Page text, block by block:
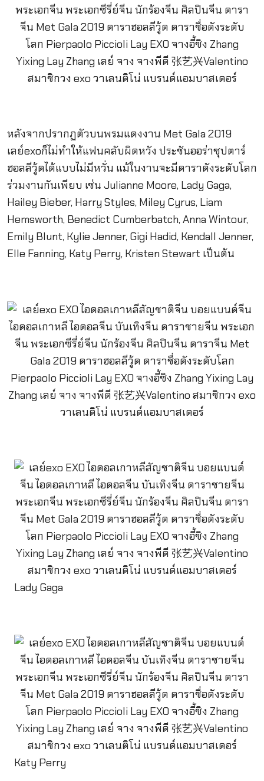
หลังจากปรากฏตัวบนพรมแดงงาน Met Gala 2019
เลย์exoก็ไม่ทำให้แฟนคลับผิดหวัง ประชันออร่าซุปตาร์
ฮอลลีวู้ดได้แบบไม่มีหวั่น แม้ในงานจะมีดาราดังระดับโลก
ร่วมงานกันเพียบ เช่น Julianne Moore, Lady Gaga,
Hailey Bieber, Harry Styles, Miley Cyrus, Liam
Hemsworth, Benedict Cumberbatch, Anna Wintour,
Emily Blunt, Kylie Jenner, Gigi Hadid, Kendall Jenner,
Elle Fanning, Katy Perry, Kristen Stewart เป็นต้น
Lady Gaga
Katy Perry